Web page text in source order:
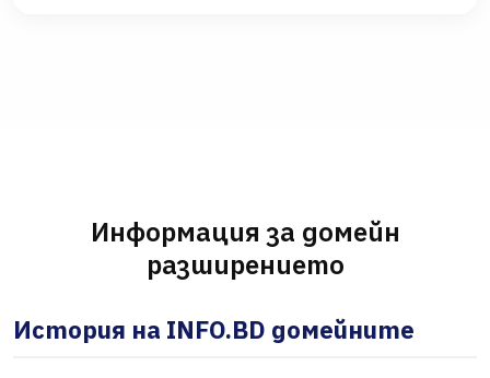
Информация за домейн
разширението
История на INFO.BD домейните